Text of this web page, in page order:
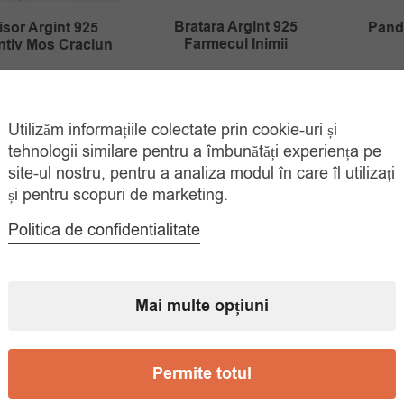
Argint 925
Mos Craciun
a
fost:
129.00 lei.
este:
35.00 lei.
COȘ
Bratara Argint 925
Farmecul Inimii
a
fost:
este:
79.00 lei.
COȘ
Utilizăm informațiile colectate prin cookie-uri și
tehnologii similare pentru a îmbunătăți experiența pe
site-ul nostru, pentru a analiza modul în care îl utilizați
și pentru scopuri de marketing.
Politica de confidentialitate
Mai multe opțiuni
Permite totul